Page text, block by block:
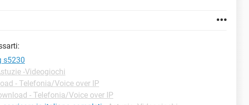
s5230
-Videogiochi
- Telefonia/Voice over IP
- Telefonia/Voice over IP